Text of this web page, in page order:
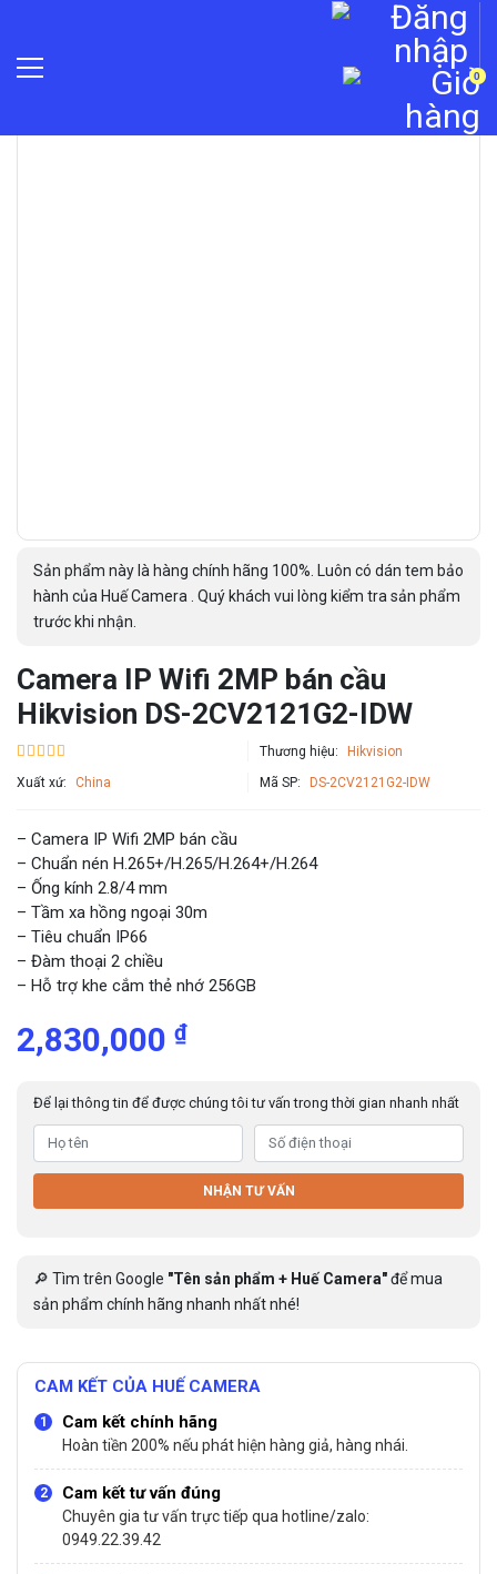
0
Sản phẩm này là hàng chính hãng 100%. Luôn có dán tem bảo
hành của Huế Camera . Quý khách vui lòng kiểm tra sản phẩm
trước khi nhận.
Camera IP Wifi 2MP bán cầu
Hikvision DS-2CV2121G2-IDW
Thương hiệu: Hikvision
Xuất xứ: China Mã SP: DS-2CV2121G2-IDW
– Camera IP Wifi 2MP bán cầu
– Chuẩn nén H.265+/H.265/H.264+/H.264
– Ống kính 2.8/4 mm
– Tầm xa hồng ngoại 30m
– Tiêu chuẩn IP66
– Đàm thoại 2 chiều
– Hỗ trợ khe cắm thẻ nhớ 256GB
2,830,000 ₫
Để lại thông tin để được chúng tôi tư vấn trong thời gian nhanh nhất
NHẬN TƯ VẤN
🔎 Tìm trên Google "Tên sản phẩm + Huế Camera"để mua
sản phẩm chính hãng nhanh nhất nhé!
CAM KẾT CỦA HUẾ CAMERA
Cam kết chính hãng
Hoàn tiền 200% nếu phát hiện hàng giả, hàng nhái.
Cam kết tư vấn đúng
Chuyên gia tư vấn trực tiếp qua hotline/zalo:
0949.22.39.42